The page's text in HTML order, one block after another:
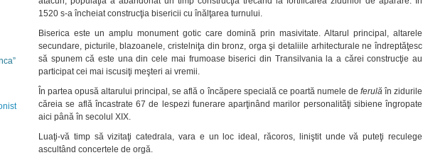
1520 s-a încheiat construcţia bisericii cu înălţarea turnului.
Biserica este un amplu monument gotic care domină prin masivitate. Altarul principal, altarele
secundare, picturile, blazoanele, cristelniţa din bronz, orga şi detaliile arhitecturale ne îndreptăţesc
să spunem că este una din cele mai frumoase biserici din Transilvania la a cărei construcţie au
participat cei mai iscusiţi meşteri ai vremii.
În partea opusă altarului principal, se află o încăpere specială ce poartă numele de ferulă în zidurile
căreia se află încastrate 67 de lespezi funerare aparţinând marilor personalităţi sibiene îngropate
aici până în secolul XIX.
Luaţi-vă timp să vizitaţi catedrala, vara e un loc ideal, răcoros, liniştit unde vă puteţi reculege
ascultând concertele de orgă.